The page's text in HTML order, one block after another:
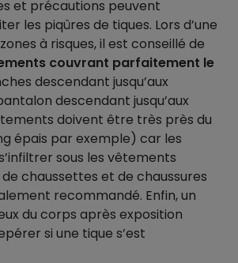
et précautions peuvent
les piqûres de tiques. Lors d’une
à risques, il est conseillé de
couvrant parfaitement le
descendant jusqu’aux
descendant jusqu’aux
doivent être très près du
épais par exemple) car les
sous les vêtements
chaussettes et de chaussures
recommandé. Enfin, un
du corps après exposition
si une tique s’est